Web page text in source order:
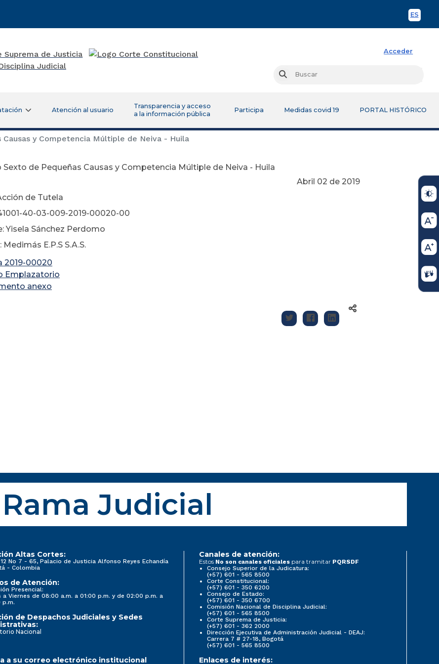
ES
Acceder
Buscar
Atención al usuario
Transparencia y acceso
a la información pública
Participa Medidas covid 19 PORTAL HISTÓRICO
y Competencia Múltiple de Neiva - Huila
Sexto de Pequeñas Causas y Competencia Múltiple de Neiva - Huila
Abril 02 de 2019
de Tutela
40-03-009-2019-00020-00
Yisela Sánchez Perdomo
E.P.S S.A.S.
2019-00020
Emplazatorio
anexo
Rama Judicial
Altas Cortes:
No 7 - 65, Palacio de Justicia Alfonso Reyes Echandía
- Colombia
de Atención:
Presencial:
a Viernes de 08:00 a.m. a 01:00 p.m. y de 02:00 p.m. a
p.m.
de Despachos Judiciales y Sedes
Nacional
Canales de atención:
Estos No son canales oficiales para tramitar PQRSDF
Consejo Superior de la Judicatura:
(+57) 601 - 565 8500
Corte Constitucional:
(+57) 601 - 350 6200
Consejo de Estado:
(+57) 601 - 350 6700
Comisión Nacional de Disciplina Judicial:
(+57) 601 - 565 8500
Corte Suprema de Justicia:
(+57) 601 - 362 2000
Dirección Ejecutiva de Administración Judicial - DEAJ:
Carrera 7 # 27-18, Bogotá
(+57) 601 - 565 8500
a su correo electrónico institucional Enlaces de interés: